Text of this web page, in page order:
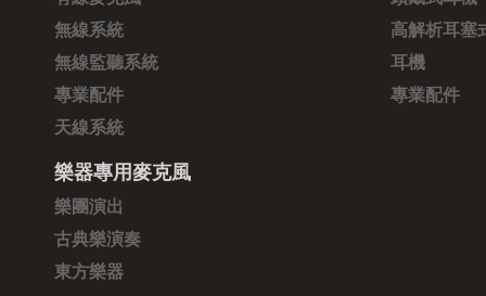
無線系統
無線監聽系統
專業配件
天線系統
樂器專用麥克風
樂團演出
古典樂演奏
東方樂器
高解析耳塞
耳機
專業配件